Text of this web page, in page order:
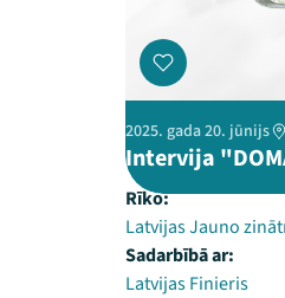
2025. gada 20. jūnijs
Intervija
Rīko:
Latvijas Jauno
Sadarbībā ar:
Latvijas Finieris